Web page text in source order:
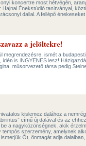
koncertre most hétvégén,
Énekstúdió tanítványai,
dallal. A fellépő
a jelöltekre!
megrendezésre, ismét a
idén is INGYENES lesz!
műsorvezető társa pedig
kislemez dalához a
című új dalával és az
a nagyközönségnek, akik
tempós szerzemény, amelynek
Őt, önmagát adja